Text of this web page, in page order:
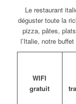
Le restaurant
déguster toute la
pizza, pâtes,
l’Italie, notre
WIFI
gratuit